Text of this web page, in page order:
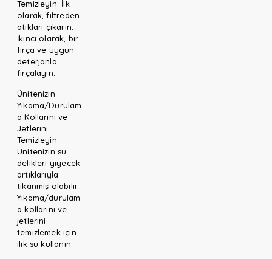
Temizleyin: İlk
olarak, filtreden
atıkları çıkarın.
İkinci olarak, bir
fırça ve uygun
deterjanla
fırçalayın.
Ünitenizin
Yıkama/Durulam
a Kollarını ve
Jetlerini
Temizleyin:
Ünitenizin su
delikleri yiyecek
artıklarıyla
tıkanmış olabilir.
Yıkama/durulam
a kollarını ve
jetlerini
temizlemek için
ılık su kullanın.